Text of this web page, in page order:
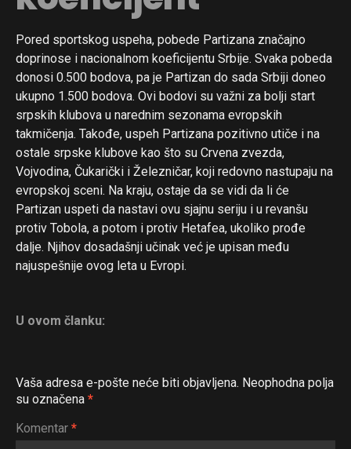
Pored sportskog uspeha, pobede Partizana značajno
doprinose i nacionalnom koeficijentu Srbije. Svaka pobeda
donosi 0.500 bodova, pa je Partizan do sada Srbiji doneo
ukupno 1.500 bodova. Ovi bodovi su važni za bolji start
srpskih klubova u narednim sezonama evropskih
takmičenja. Takođe, uspeh Partizana pozitivno utiče i na
ostale srpske klubove kao što su Crvena zvezda,
Vojvodina, Čukarički i Železničar, koji redovno nastupaju na
evropskoj sceni. Na kraju, ostaje da se vidi da li će
Partizan uspeti da nastavi ovu sjajnu seriju i u revanšu
protiv Tobola, a potom i protiv Hetafea, ukoliko prođe
dalje. Njihov dosadašnji učinak već je upisan među
najuspešnije ovog leta u Evropi.
U ovom članku:
Vaša adresa e-pošte neće biti objavljena. Neophodna polja
su označena *
Komentar *